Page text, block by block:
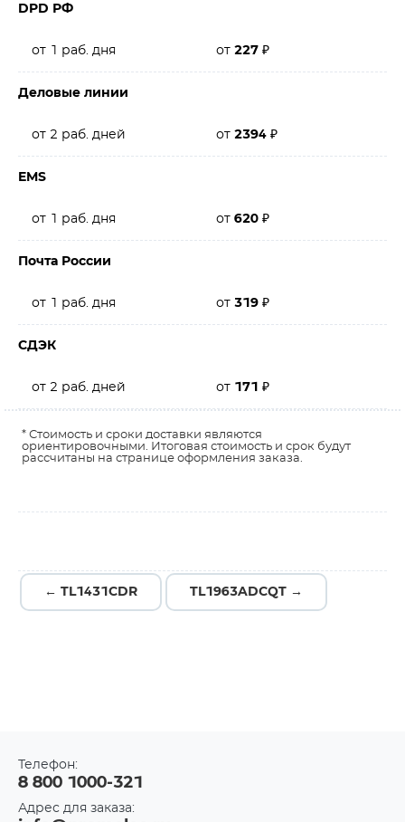
DPD РФ
от 1 раб. дня от 227 ₽
Деловые линии
от 2 раб. дней от 2394 ₽
EMS
от 1 раб. дня от 620 ₽
Почта России
от 1 раб. дня от 319 ₽
СДЭК
от 2 раб. дней от 171 ₽
* Стоимость и сроки доставки являются
ориентировочными. Итоговая стоимость и срок будут
рассчитаны на странице оформления заказа.
← TL1431CDR TL1963ADCQT →
Телефон:
8 800 1000-321
Адрес для заказа: